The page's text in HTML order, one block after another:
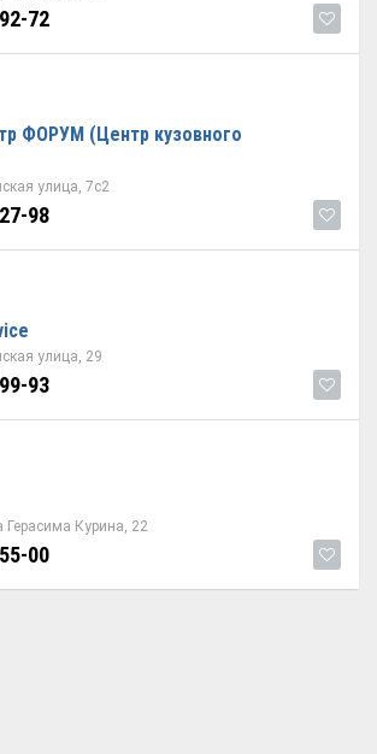
72
ФОРУМ (Центр кузовного
улица, 7с2
98
улица, 29
93
Герасима Курина, 22
00